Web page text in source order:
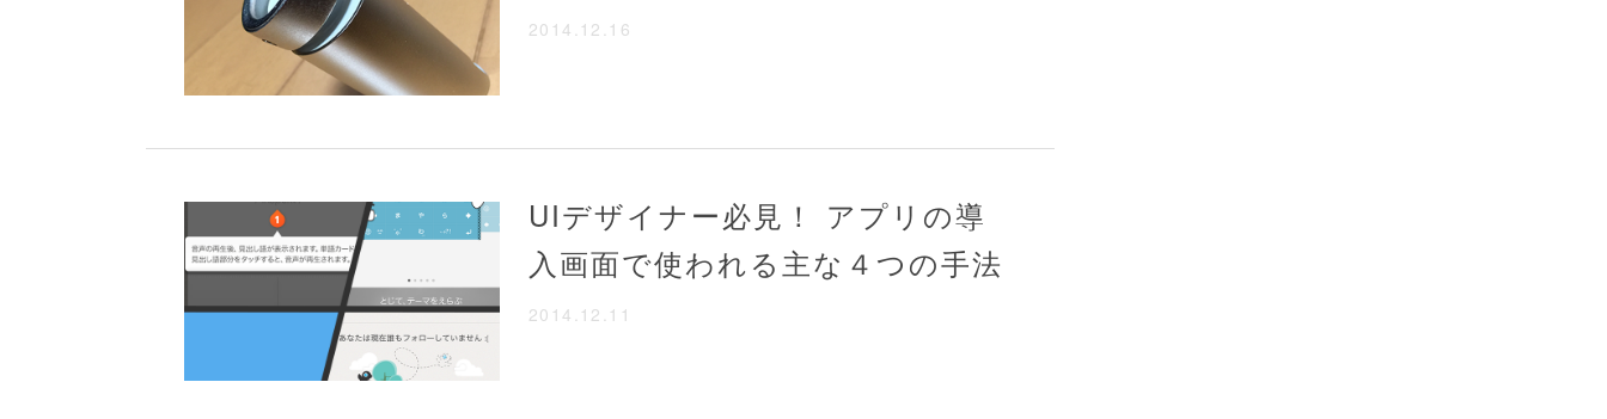
2014.12.16
UIデザイナー必見！ アプリの導
入画面で使われる主な４つの手法
2014.12.11